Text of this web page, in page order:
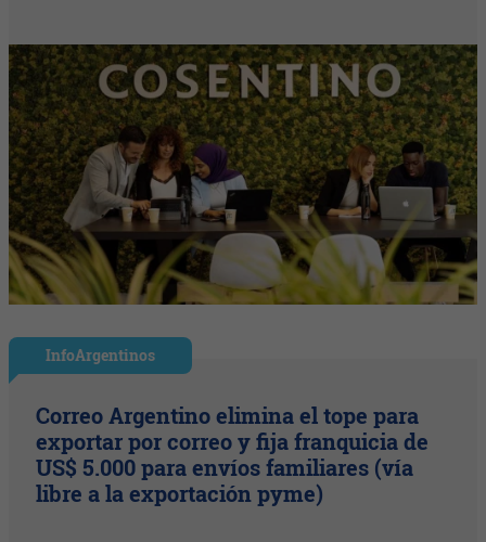
InfoArgentinos
Correo Argentino elimina el tope para
exportar por correo y fija franquicia de
US$ 5.000 para envíos familiares (vía
libre a la exportación pyme)